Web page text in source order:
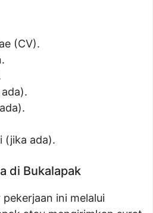
(CV).
(jika ada).
di Bukalapak
ini melalui